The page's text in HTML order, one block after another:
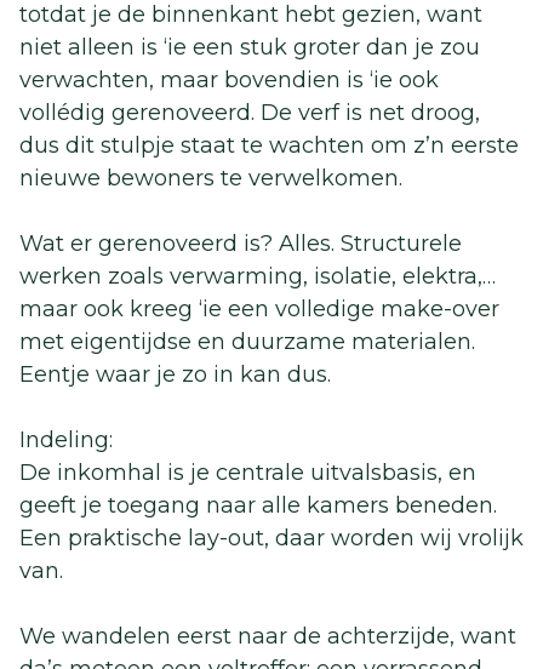
totdat je de binnenkant hebt gezien, want
niet alleen is ‘ie een stuk groter dan je zou
verwachten, maar bovendien is ‘ie ook
vollédig gerenoveerd. De verf is net droog,
dus dit stulpje staat te wachten om z’n eerste
nieuwe bewoners te verwelkomen.
Wat er gerenoveerd is? Alles. Structurele
werken zoals verwarming, isolatie, elektra,…
maar ook kreeg ‘ie een volledige make-over
met eigentijdse en duurzame materialen.
Eentje waar je zo in kan dus.
Indeling:
De inkomhal is je centrale uitvalsbasis, en
geeft je toegang naar alle kamers beneden.
Een praktische lay-out, daar worden wij vrolijk
van.
We wandelen eerst naar de achterzijde, want